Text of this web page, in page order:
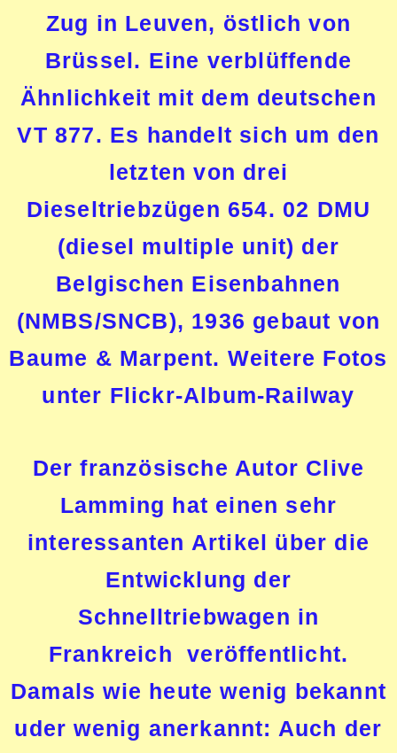
Zug in Leuven, östlich von
Brüssel. Eine verblüffende
Ähnlichkeit mit dem deutschen
VT 877. Es handelt sich um den
letzten von drei
Dieseltriebzügen 654. 02 DMU
(diesel multiple unit) der
Belgischen Eisenbahnen
(NMBS/SNCB), 1936 gebaut von
Baume & Marpent. Weitere Fotos
unter Flickr-Album-Railway
Der französische Autor Clive
Lamming hat einen sehr
interessanten Artikel über die
Entwicklung der
Schnelltriebwagen in
Frankreich veröffentlicht.
Damals wie heute wenig bekannt
uder wenig anerkannt: Auch der